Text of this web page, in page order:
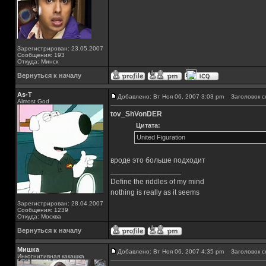
Зарегистрирован: 23.05.2007
Сообщения: 193
Откуда: Минск
Вернуться к началу
As-T
Almost God
Зарегистрирован: 28.04.2007
Сообщения: 1239
Откуда: Москва
Добавлено: Вт Ноя 06, 2007 3:03 pm Заголовок
tov_ShVonDER
Цитата:
United Figuration
вроде это больше подходит
Define the riddles of my mind
nothing is really as it seems
Вернуться к началу
Мишка
Инкогнитивная какашка
Добавлено: Вт Ноя 06, 2007 4:35 pm Заголовок